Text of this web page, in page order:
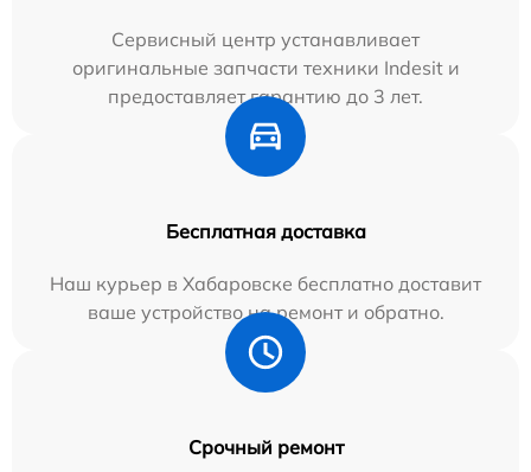
Сервисный центр устанавливает
оригинальные запчасти техники Indesit и
предоставляет гарантию до 3 лет.
Бесплатная доставка
Наш курьер в Хабаровске бесплатно доставит
ваше устройство на ремонт и обратно.
Срочный ремонт